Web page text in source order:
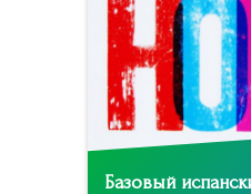
Базовый